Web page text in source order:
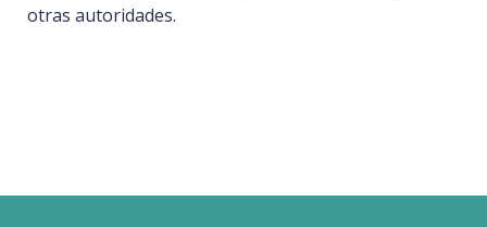
otras autoridades.